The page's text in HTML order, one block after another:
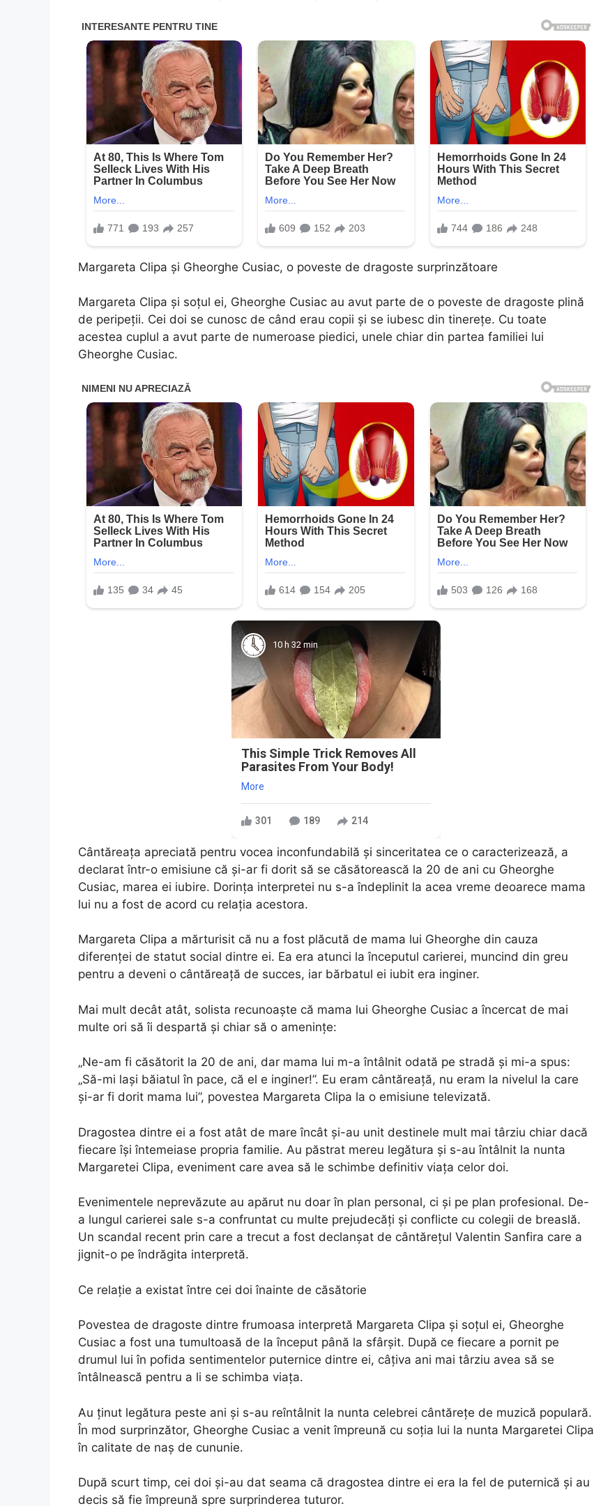
Margareta Clipa și Gheorghe Cusiac, o poveste de dragoste surprinzătoare
Margareta Clipa și soțul ei, Gheorghe Cusiac au avut parte de o poveste de dragoste plină
de peripeții. Cei doi se cunosc de când erau copii și se iubesc din tinerețe. Cu toate
acestea cuplul a avut parte de numeroase piedici, unele chiar din partea familiei lui
Gheorghe Cusiac.
10 h 32 min
This Simple Trick Removes All
Parasites From Your Body!
More
301 189 214
Cântăreața apreciată pentru vocea inconfundabilă și sinceritatea ce o caracterizează, a
declarat într-o emisiune că și-ar fi dorit să se căsătorească la 20 de ani cu Gheorghe
Cusiac, marea ei iubire. Dorința interpretei nu s-a îndeplinit la acea vreme deoarece mama
lui nu a fost de acord cu relația acestora.
Margareta Clipa a mărturisit că nu a fost plăcută de mama lui Gheorghe din cauza
diferenței de statut social dintre ei. Ea era atunci la începutul carierei, muncind din greu
pentru a deveni o cântăreață de succes, iar bărbatul ei iubit era inginer.
Mai mult decât atât, solista recunoaște că mama lui Gheorghe Cusiac a încercat de mai
multe ori să îi despartă și chiar să o amenințe:
„Ne-am fi căsătorit la 20 de ani, dar mama lui m-a întâlnit odată pe stradă şi mi-a spus:
„Să-mi laşi băiatul în pace, că el e inginer!”. Eu eram cântăreaţă, nu eram la nivelul la care
şi-ar fi dorit mama lui”, povestea Margareta Clipa la o emisiune televizată.
Dragostea dintre ei a fost atât de mare încât și-au unit destinele mult mai târziu chiar dacă
fiecare își întemeiase propria familie. Au păstrat mereu legătura și s-au întâlnit la nunta
Margaretei Clipa, eveniment care avea să le schimbe definitiv viața celor doi.
Evenimentele neprevăzute au apărut nu doar în plan personal, ci și pe plan profesional. De-
a lungul carierei sale s-a confruntat cu multe prejudecăți și conflicte cu colegii de breaslă.
Un scandal recent prin care a trecut a fost declanșat de cântărețul Valentin Sanfira care a
jignit-o pe îndrăgita interpretă.
Ce relație a existat între cei doi înainte de căsătorie
Povestea de dragoste dintre frumoasa interpretă Margareta Clipa și soțul ei, Gheorghe
Cusiac a fost una tumultoasă de la început până la sfârșit. După ce fiecare a pornit pe
drumul lui în pofida sentimentelor puternice dintre ei, câțiva ani mai târziu avea să se
întâlnească pentru a li se schimba viața.
Au ținut legătura peste ani și s-au reîntâlnit la nunta celebrei cântărețe de muzică populară.
În mod surprinzător, Gheorghe Cusiac a venit împreună cu soția lui la nunta Margaretei Clipa
în calitate de naș de cununie.
După scurt timp, cei doi și-au dat seama că dragostea dintre ei era la fel de puternică și au
decis să fie împreună spre surprinderea tuturor.